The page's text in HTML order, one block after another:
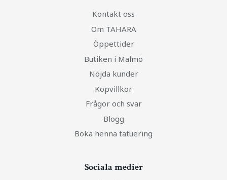
Kontakt oss
Om TAHARA
Öppettider
Butiken i Malmö
Nöjda kunder
Köpvillkor
Frågor och svar
Blogg
Boka henna tatuering
Sociala medier